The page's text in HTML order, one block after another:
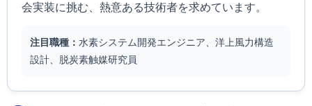
会実装に挑む、熱意ある技術者を求めています。
注目職種： 水素システム開発エンジニア、洋上風力構造
設計、脱炭素触媒研究員